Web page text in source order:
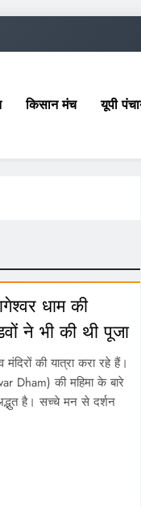
किसान मंच यूपी
धाम की
ने भी की थी पूजा
की यात्रा करा रहे हैं।
Dham) की महिमा के बारे
है। सच्चे मन से दर्शन